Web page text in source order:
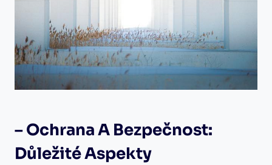
– Ochrana A Bezpečnost:
Důležité Aspekty